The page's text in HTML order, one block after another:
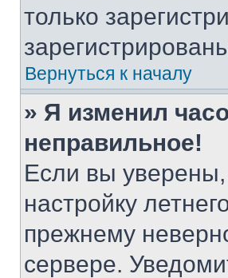
только
Вернуться к началу
» Я изменил
неправильное!
Если вы уверены,
настройку
прежнему
сервере.